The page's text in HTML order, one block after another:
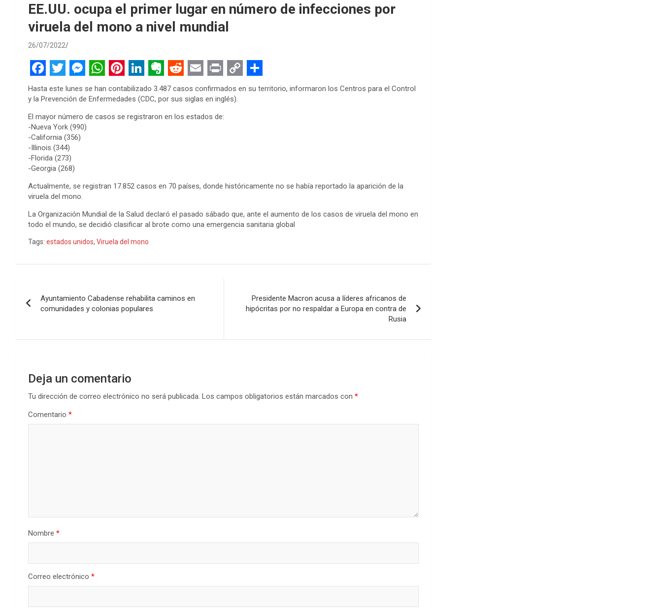
EE.UU. ocupa el primer lugar en número de infecciones por
viruela del mono a nivel mundial
26/07/2022
F
a
c
e
b
o
o
k
T
w
i
t
t
e
r
M
e
s
s
n
g
e
r
W
h
a
p
p
P
i
n
e
s
t
L
i
n
I
n
E
v
e
e
R
e
d
E
m
a
P
r
i
C
o
n
k
S
Hasta este lunes se han contabilizado 3.487 casos confirmados en su territorio, informaron los Centros para el Control
y la Prevención de Enfermedades (CDC, por sus siglas en inglés).
El mayor número de casos se registraron en los estados de:
-Nueva York (990)
-California (356)
-Illinois (344)
-Florida (273)
-Georgia (268)
Actualmente, se registran 17.852 casos en 70 países, donde históricamente no se había reportado la aparición de la
viruela del mono.
La Organización Mundial de la Salud declaró el pasado sábado que, ante el aumento de los casos de viruela del mono en
todo el mundo, se decidió clasificar al brote como una emergencia sanitaria global
Tags: estados unidos, Viruela del mono
de
Ayuntamiento Cabadense rehabilita caminos en
comunidades y colonias populares
Presidente Macron acusa a líderes africanos de
hipócritas por no respaldar a Europa en contra de
Rusia
Deja un comentario
Tu dirección de correo electrónico no será publicada. Los campos obligatorios están marcados con *
Comentario *
Nombre *
Correo electrónico *